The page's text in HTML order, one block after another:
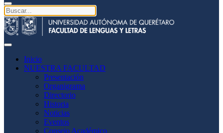
Inicio
NUESTRA FACULTAD
Presentación
Organigrama
Directorio
Historia
Noticias
Eventos
Consejo Académico